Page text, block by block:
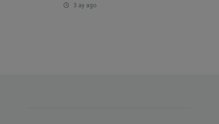
3 ay ago